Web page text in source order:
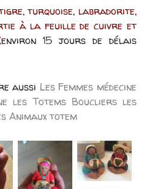
turquoise, labradorite,
à la feuille de cuivre et
environ 15 jours de délais
aussi Les Femmes médecine
les Totems Boucliers les
Animaux totem